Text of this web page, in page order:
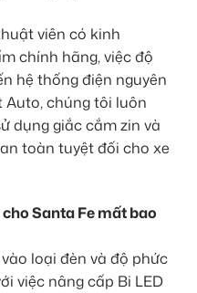
viên có kinh
chính hãng, việc độ
hệ thống điện nguyên
Auto, chúng tôi luôn
dụng giắc cắm zin và
toàn tuyệt đối cho xe
Santa Fe mất bao
loại đèn và độ phức
việc nâng cấp Bi LED